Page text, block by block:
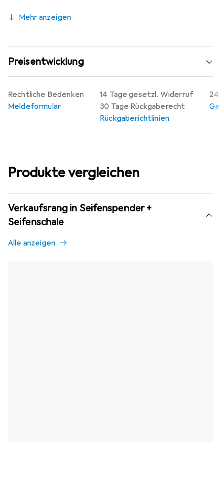
Mehr anzeigen
Preisentwicklung
14 Tage gesetzl. Widerruf
30 Tage Rückgaberecht
Rückgaberichtlinien
24
Rechtliche Bedenken
Meldeformular
Produkte vergleichen
Verkaufsrang in Seifenspender +
Seifenschale
Alle anzeigen